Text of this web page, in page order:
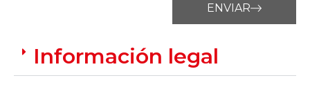
ENVIAR
Información legal